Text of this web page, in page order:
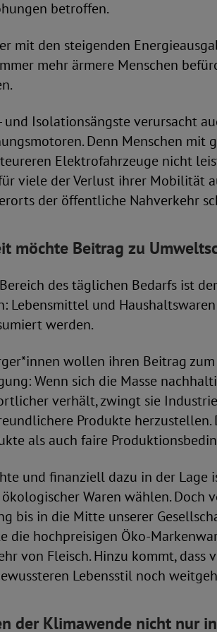
betroffen.
mit den steigenden
mehr ärmere Menschen
und Isolationsängste verursacht
Denn Menschen mit
Elektrofahrzeuge nicht
viele der Verlust ihrer Mobilität
der öffentliche Nahverkehr
möchte Beitrag zu
des täglichen Bedarfs ist
Lebensmittel und
werden.
wollen ihren Beitrag
Wenn sich die Masse
verhält, zwingt sie
Produkte
als auch faire
und finanziell dazu in der Lage
Waren wählen. Doch
bis in die Mitte unserer
die hochpreisigen Öko-
von Fleisch. Hinzu kommt, dass
Lebensstil noch
der Klimawende nicht nur